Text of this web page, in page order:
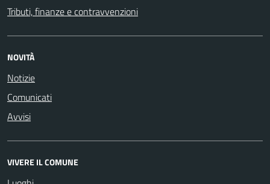
Tributi, finanze e contravvenzioni
NOVITÀ
Notizie
Comunicati
Avvisi
VIVERE IL COMUNE